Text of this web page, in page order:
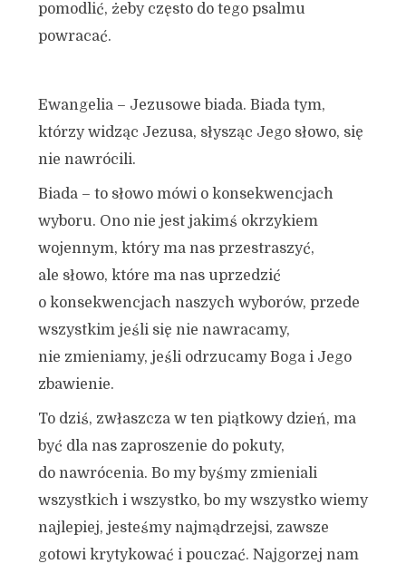
pomodlić, żeby często do tego psalmu
powracać.
Ewangelia – Jezusowe biada. Biada tym,
którzy widząc Jezusa, słysząc Jego słowo, się
nie nawrócili.
Biada – to słowo mówi o konsekwencjach
wyboru. Ono nie jest jakimś okrzykiem
wojennym, który ma nas przestraszyć,
ale słowo, które ma nas uprzedzić
o konsekwencjach naszych wyborów, przede
wszystkim jeśli się nie nawracamy,
nie zmieniamy, jeśli odrzucamy Boga i Jego
zbawienie.
To dziś, zwłaszcza w ten piątkowy dzień, ma
być dla nas zaproszenie do pokuty,
do nawrócenia. Bo my byśmy zmieniali
wszystkich i wszystko, bo my wszystko wiemy
najlepiej, jesteśmy najmądrzejsi, zawsze
gotowi krytykować i pouczać. Najgorzej nam